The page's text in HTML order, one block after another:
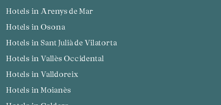
Hotels in Arenys de Mar
Hotels in Osona
Hotels in Sant Julià de Vilatorta
Hotels in Vallès Occidental
Hotels in Valldoreix
Hotels in Moianès